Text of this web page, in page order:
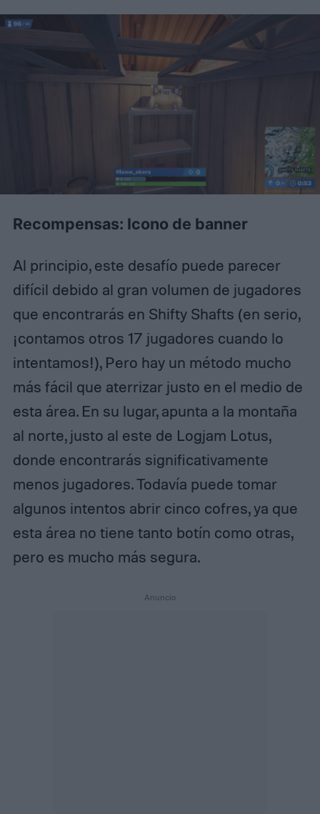
Recompensas: Icono de banner
Al principio, este desafío puede parecer
difícil debido al gran volumen de jugadores
que encontrarás en Shifty Shafts (en serio,
¡contamos otros 17 jugadores cuando lo
intentamos!), Pero hay un método mucho
más fácil que aterrizar justo en el medio de
esta área. En su lugar, apunta a la montaña
al norte, justo al este de Logjam Lotus,
donde encontrarás significativamente
menos jugadores. Todavía puede tomar
algunos intentos abrir cinco cofres, ya que
esta área no tiene tanto botín como otras,
pero es mucho más segura.